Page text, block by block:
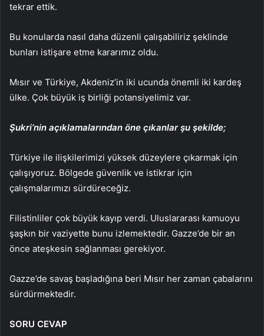
tekrar ettik.
Bu konularda nasıl daha düzenli çalışabiliriz şeklinde
bunları istişare etme kararımız oldu.
Mısır ve Türkiye, Akdeniz’in iki ucunda önemli iki kardeş
ülke. Çok büyük iş birliği potansiyelimiz var.
Şukri’nin açıklamalarından öne çıkanlar şu şekilde;
Türkiye ile ilişkilerimizi yüksek düzeylere çıkarmak için
çalışıyoruz. Bölgede güvenlik ve istikrar için
çalışmalarımızı sürdüreceğiz.
Filistinliler çok büyük kayıp verdi. Uluslararası kamuoyu
şaşkın bir vaziyette bunu izlemektedir. Gazze’de bir an
önce ateşkesin sağlanması gerekiyor.
Gazze’de savaş başladığına beri Mısır her zaman çabalarını
sürdürmektedir.
SORU CEVAP